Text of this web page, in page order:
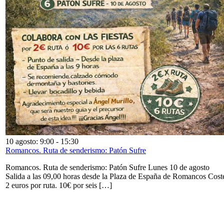
10 agosto: 9:00 - 15:30
Romancos. Ruta de senderismo: Patón Sufre
Romancos. Ruta de senderismo: Patón Sufre Lunes 10 de agosto
Salida a las 09,00 horas desde la Plaza de España de Romancos
2 euros por ruta. 10€ por seis […]